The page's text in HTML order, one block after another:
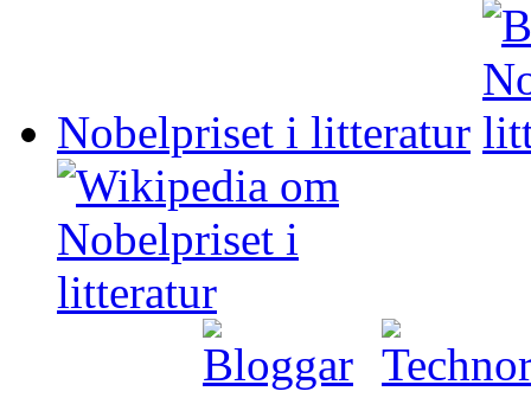
Nobelpriset i litteratur